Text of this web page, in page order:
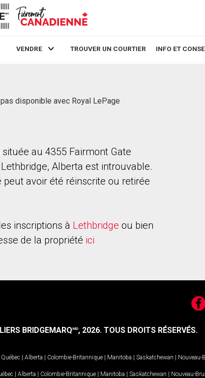
VENDRE TROUVER UN COURTIER INFO ET
disponible avec Royal LePage
au 4355 Fairmont Gate
Alberta est introuvable.
peut avoir été réinscrite ou retirée
inscriptions à Lethbridge ou bien
de la propriété ici
BRIDGEMARQMD, 2026. TOUS DROITS RÉSERVÉS.
Québec | Alberta | Colombie-Britannique | Manitoba | Saskatchewan |
| Alberta | Colombie-Britannique | Manitoba | Saskatchewan | Nouveau-